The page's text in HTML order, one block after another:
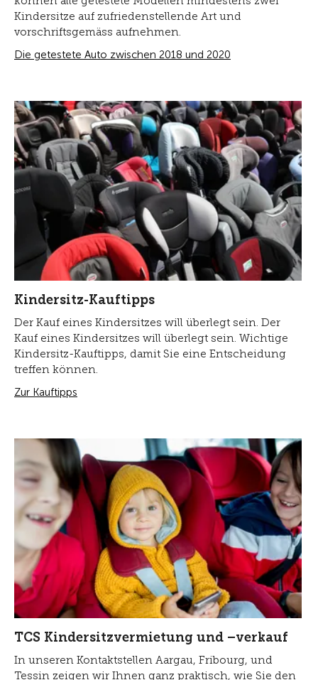
Kindersitze auf zufriedenstellende Art und
vorschriftsgemäss aufnehmen.
Die getestete Auto zwischen 2018 und 2020
Kindersitz-Kauftipps
Der Kauf eines Kindersitzes will überlegt sein. Der
Kauf eines Kindersitzes will überlegt sein. Wichtige
Kindersitz-Kauftipps, damit Sie eine Entscheidung
treffen können.
Zur Kauftipps
TCS Kindersitzvermietung und –verkauf
In unseren Kontaktstellen Aargau, Fribourg, und
Tessin zeigen wir Ihnen ganz praktisch, wie Sie den